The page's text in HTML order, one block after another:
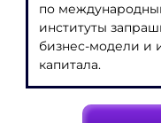
по
институты
бизнес-модели и
капитала.